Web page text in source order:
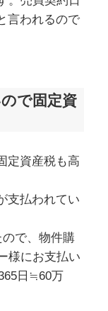
言われるので
で固定資
定資産税も高
支払われてい
で、物件購
様にお支払い
日≒60万